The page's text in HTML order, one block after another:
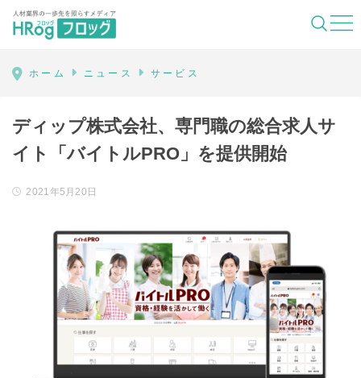
HRog | 人材業界の一歩先を照らすメディ
ホーム ニュース サービス
ディップ株式会社、専門職の総合求人サ
イト「バイトルPRO」を提供開始
2021年5月20日